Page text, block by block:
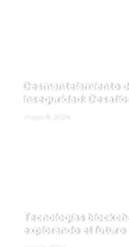
Desmantelamiento
Inseguridad:
Tecnologías
explorando el futuro